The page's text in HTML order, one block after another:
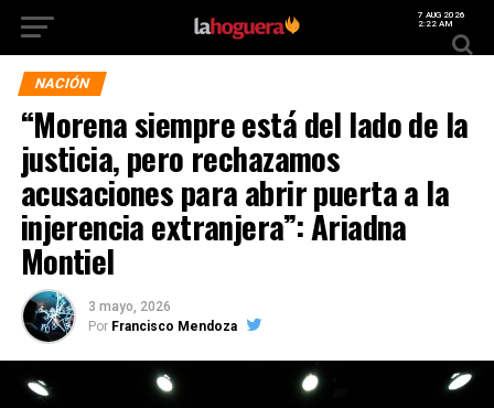
7 AUG 2026
2:22 AM
NACIÓN
“Morena siempre está del lado de la
justicia, pero rechazamos
acusaciones para abrir puerta a la
injerencia extranjera”: Ariadna
Montiel
3 mayo, 2026
Por Francisco Mendoza